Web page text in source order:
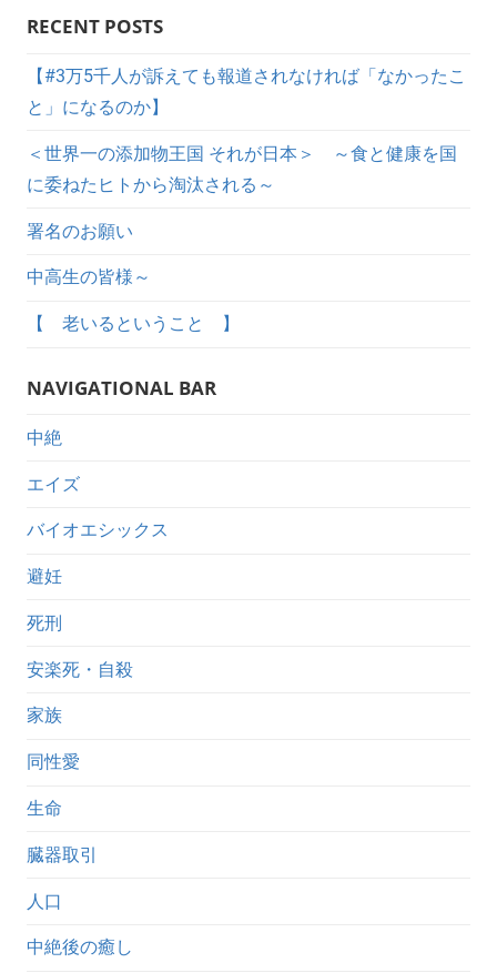
RECENT POSTS
【#3万5千人が訴えても報道されなければ「なかったこ
と」になるのか】
＜世界一の添加物王国 それが日本＞ ～食と健康を国
に委ねたヒトから淘汰される～
署名のお願い
中高生の皆様～
【 老いるということ 】
NAVIGATIONAL BAR
中絶
エイズ
バイオエシックス
避妊
死刑
安楽死・自殺
家族
同性愛
生命
臓器取引
人口
中絶後の癒し